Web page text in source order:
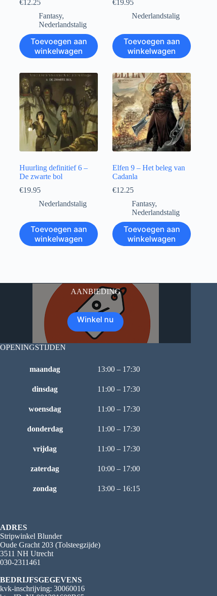
€12.25
Fantasy,
Nederlandstalig
Toevoegen aan
winkelwagen
€19.95
Nederlandstalig
Toevoegen aan
winkelwagen
Huurling definitief 6 –
De zwarte bol
€19.95
Nederlandstalig
Toevoegen aan
winkelwagen
Elfen 9 – Het beleg van
Cadanla
€12.25
Fantasy,
Nederlandstalig
Toevoegen aan
winkelwagen
AANBIEDING
Winkel nu
OPENINGSTIJDEN
maandag 13:00 – 17:30
dinsdag 11:00 – 17:30
woensdag 11:00 – 17:30
donderdag 11:00 – 17:30
vrijdag 11:00 – 17:30
zaterdag 10:00 – 17:00
zondag 13:00 – 16:15
ADRES
Stripwinkel Blunder
Oude Gracht 203 (Tolsteegzijde)
3511 NH Utrecht
030-2311461
BEDRIJFSGEGEVENS
kvk-inschrijving: 30060016